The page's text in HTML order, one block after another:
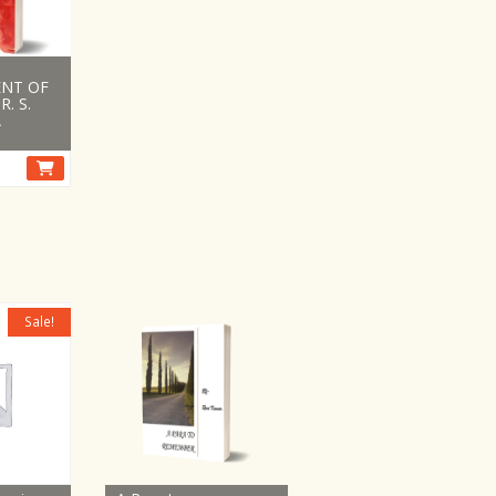
OF
S.
Sale!